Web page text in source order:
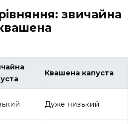
звичайна
Квашена капуста
Дуже низький